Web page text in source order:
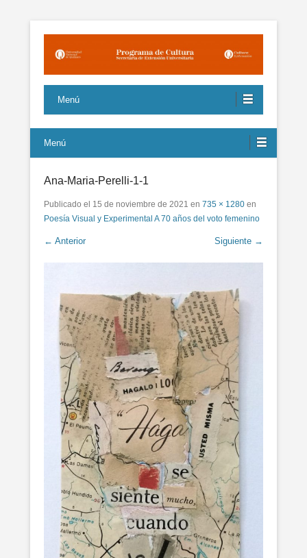
Programa de Cultura UNQ
Menú
Menú
Ana-Maria-Perelli-1-1
Publicado el 15 de noviembre de 2021 en 735 × 1280 en
Poesía Visual y Experimental A 70 años del voto femenino
← Anterior Siguiente →